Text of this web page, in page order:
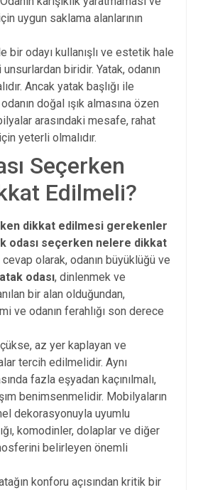
uygun saklama alanlarının
bir odayı kullanışlı ve estetik hale
biridir. Yatak, odanın
Ancak yatak başlığı ile
doğal ışık almasına özen
arasındaki mesafe, rahat
yeterli olmalıdır.
Seçerken
Edilmeli?
dikkat edilmesi gerekenler
odası seçerken nelere dikkat
olarak, odanın büyüklüğü ve
odası, dinlenmek ve
bir alan olduğundan,
ve odanın ferahlığı son derece
az yer kaplayan ve
tercih edilmelidir. Aynı
fazla eşyadan kaçınılmalı,
benimsenmelidir. Mobilyaların
dekorasyonuyla uyumlu
komodinler, dolaplar ve diğer
belirleyen önemli
konforu açısından kritik bir